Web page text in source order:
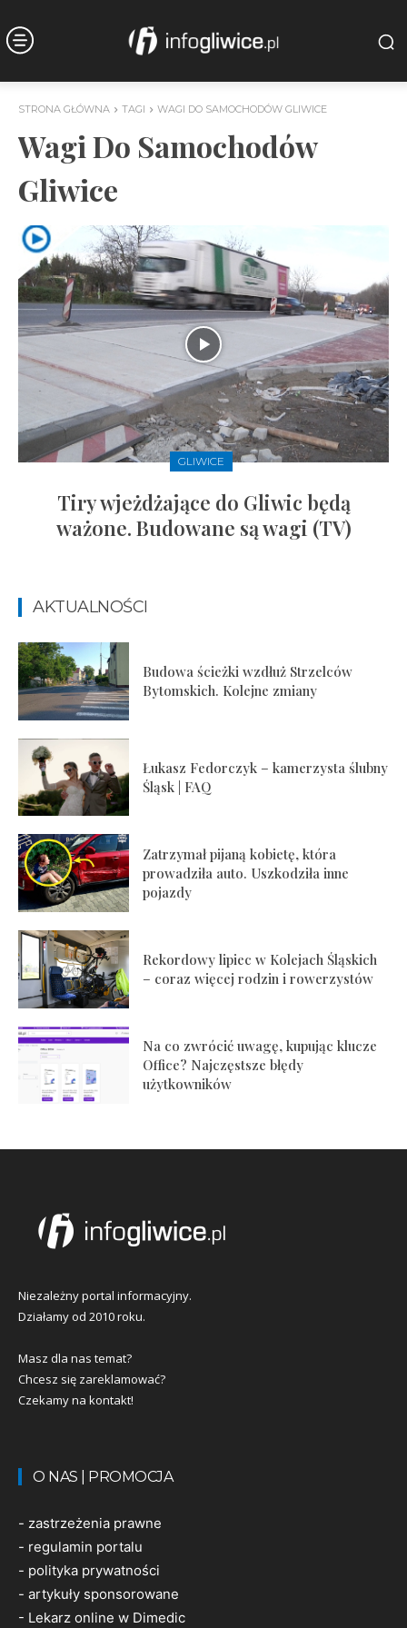
STRONA GŁÓWNA TAGI WAGI DO SAMOCHODÓW GLIWICE
Wagi Do Samochodów
Gliwice
GLIWICE
Tiry wjeżdżające do Gliwic będą
ważone. Budowane są wagi (TV)
AKTUALNOŚCI
Budowa ścieżki wzdłuż Strzelców
Bytomskich. Kolejne zmiany
Łukasz Fedorczyk – kamerzysta ślubny
Śląsk | FAQ
Zatrzymał pijaną kobietę, która
prowadziła auto. Uszkodziła inne
pojazdy
Rekordowy lipiec w Kolejach Śląskich
– coraz więcej rodzin i rowerzystów
Na co zwrócić uwagę, kupując klucze
Office? Najczęstsze błędy
użytkowników
Niezależny portal informacyjny.
Działamy od 2010 roku.
Masz dla nas temat?
Chcesz się zareklamować?
Czekamy na kontakt!
O NAS | PROMOCJA
- zastrzeżenia prawne
- regulamin portalu
- polityka prywatności
- artykuły sponsorowane
- Lekarz online w Dimedic